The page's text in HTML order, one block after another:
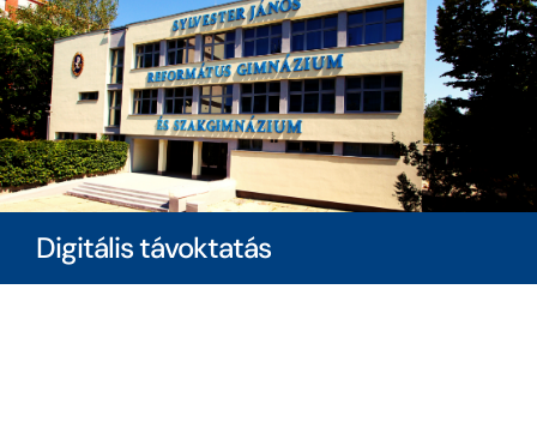
Iskolánkról
Felvételizőknek
Diákoknak
Szülőknek
Digitális távoktatás